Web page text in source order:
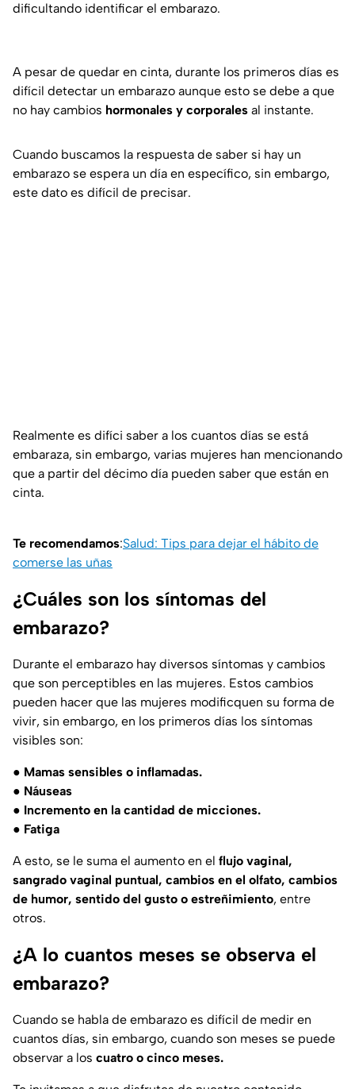
dificultando identificar el embarazo.
A pesar de quedar en cinta, durante los primeros días es
difícil detectar un embarazo aunque esto se debe a que
no hay cambios hormonales y corporales al instante.
Cuando buscamos la respuesta de saber si hay un
embarazo se espera un día en específico, sin embargo,
este dato es difícil de precisar.
Realmente es difíci saber a los cuantos días se está
embaraza, sin embargo, varias mujeres han mencionando
que a partir del décimo día pueden saber que están en
cinta.
Te recomendamos:Salud: Tips para dejar el hábito de
comerse las uñas
¿Cuáles son los síntomas del
embarazo?
Durante el embarazo hay diversos síntomas y cambios
que son perceptibles en las mujeres. Estos cambios
pueden hacer que las mujeres modificquen su forma de
vivir, sin embargo, en los primeros días los síntomas
visibles son:
● Mamas sensibles o inflamadas.
● Náuseas
● Incremento en la cantidad de micciones.
● Fatiga
A esto, se le suma el aumento en el flujo vaginal,
sangrado vaginal puntual, cambios en el olfato, cambios
de humor, sentido del gusto o estreñimiento, entre
otros.
¿A lo cuantos meses se observa el
embarazo?
Cuando se habla de embarazo es difícil de medir en
cuantos días, sin embargo, cuando son meses se puede
observar a los cuatro o cinco meses.